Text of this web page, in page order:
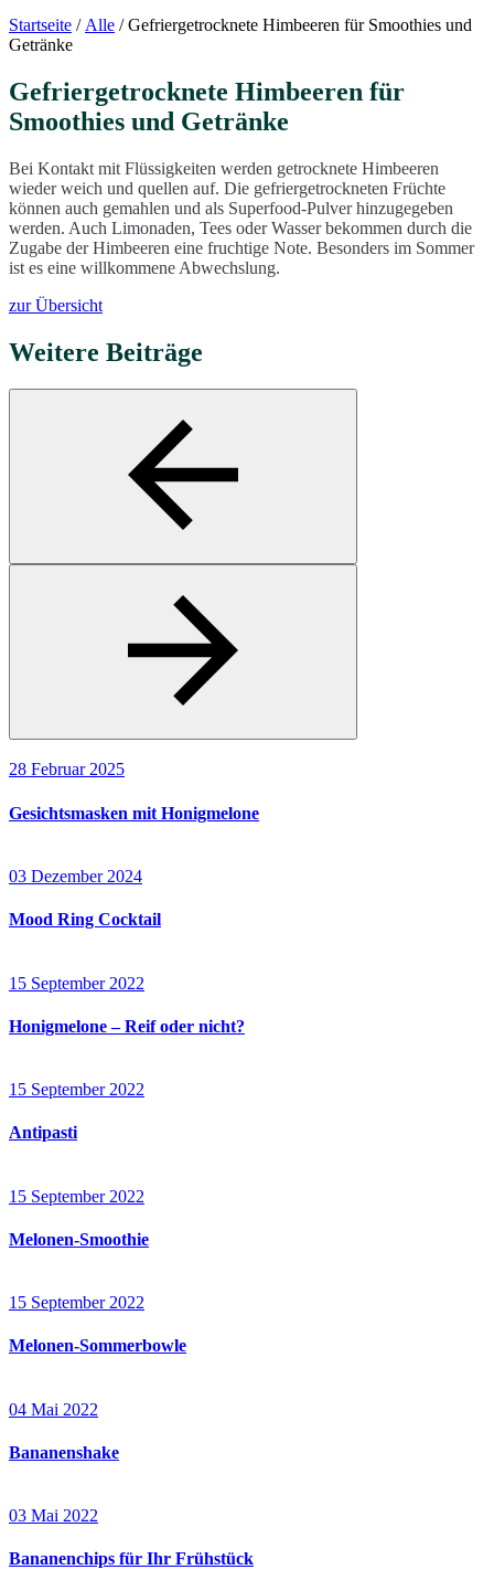
Startseite / Alle / Gefriergetrocknete Himbeeren für Smoothies und
Getränke
Gefriergetrocknete Himbeeren für
Smoothies und Getränke
Bei Kontakt mit Flüssigkeiten werden getrocknete Himbeeren
wieder weich und quellen auf. Die gefriergetrockneten Früchte
können auch gemahlen und als Superfood-Pulver hinzugegeben
werden. Auch Limonaden, Tees oder Wasser bekommen durch die
Zugabe der Himbeeren eine fruchtige Note. Besonders im Sommer
ist es eine willkommene Abwechslung.
zur Übersicht
Weitere Beiträge
28 Februar 2025
Gesichtsmasken mit Honigmelone
03 Dezember 2024
Mood Ring Cocktail
15 September 2022
Honigmelone – Reif oder nicht?
15 September 2022
Antipasti
15 September 2022
Melonen-Smoothie
15 September 2022
Melonen-Sommerbowle
04 Mai 2022
Bananenshake
03 Mai 2022
Bananenchips für Ihr Frühstück